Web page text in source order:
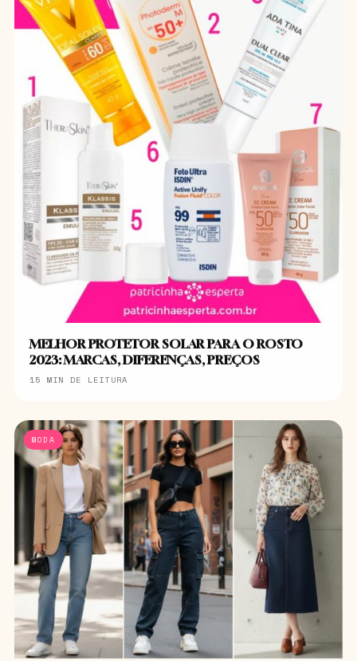
MELHOR PROTETOR SOLAR PARA O ROSTO
2023: MARCAS, DIFERENÇAS, PREÇOS
15 MIN DE LEITURA
MODA